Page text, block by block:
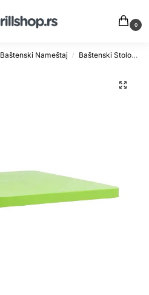
0
Baštenski Nameštaj / Baštenski Stolovi